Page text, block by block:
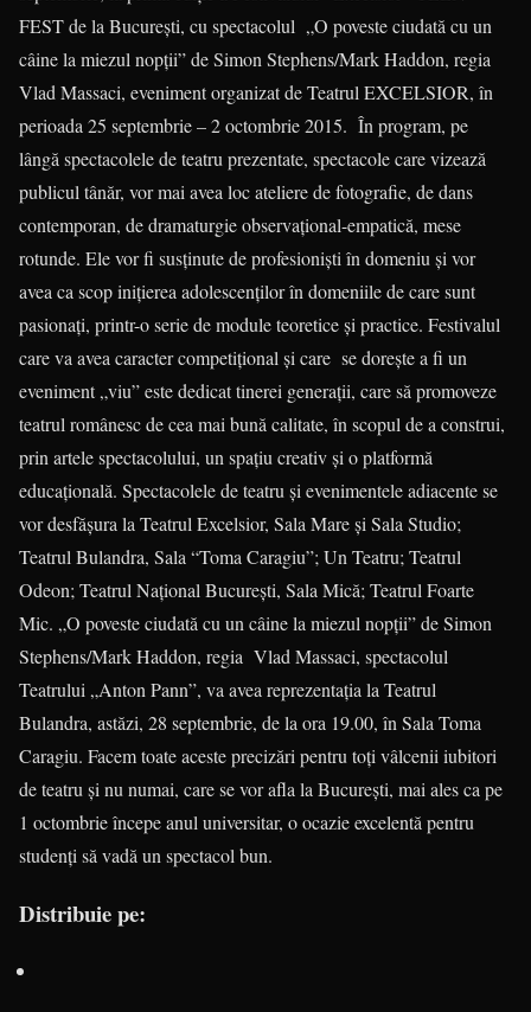
FEST de la Bucureşti, cu spectacolul „O poveste ciudată cu un
câine la miezul nopţii” de Simon Stephens/Mark Haddon, regia
Vlad Massaci, eveniment organizat de Teatrul EXCELSIOR, în
perioada 25 septembrie – 2 octombrie 2015. În program, pe
lângă spectacolele de teatru prezentate, spectacole care vizează
publicul tânăr, vor mai avea loc ateliere de fotografie, de dans
contemporan, de dramaturgie observaţional-empatică, mese
rotunde. Ele vor fi susţinute de profesionişti în domeniu şi vor
avea ca scop iniţierea adolescenţilor în domeniile de care sunt
pasionaţi, printr-o serie de module teoretice şi practice. Festivalul
care va avea caracter competiţional şi care se doreşte a fi un
eveniment „viu” este dedicat tinerei generaţii, care să promoveze
teatrul românesc de cea mai bună calitate, în scopul de a construi,
prin artele spectacolului, un spaţiu creativ şi o platformă
educaţională. Spectacolele de teatru şi evenimentele adiacente se
vor desfăşura la Teatrul Excelsior, Sala Mare şi Sala Studio;
Teatrul Bulandra, Sala “Toma Caragiu”; Un Teatru; Teatrul
Odeon; Teatrul Naţional Bucureşti, Sala Mică; Teatrul Foarte
Mic. „O poveste ciudată cu un câine la miezul nopţii” de Simon
Stephens/Mark Haddon, regia Vlad Massaci, spectacolul
Teatrului „Anton Pann”, va avea reprezentaţia la Teatrul
Bulandra, astăzi, 28 septembrie, de la ora 19.00, în Sala Toma
Caragiu. Facem toate aceste precizări pentru toţi vâlcenii iubitori
de teatru şi nu numai, care se vor afla la Bucureşti, mai ales ca pe
1 octombrie începe anul universitar, o ocazie excelentă pentru
studenţi să vadă un spectacol bun.
Distribuie pe: